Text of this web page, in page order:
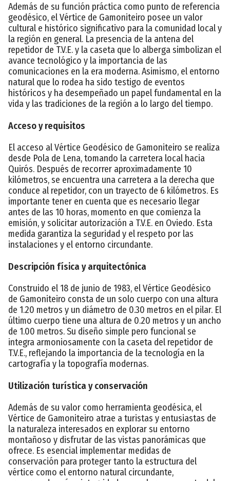
Además de su función práctica como punto de referencia
geodésico, el Vértice de Gamoniteiro posee un valor
cultural e histórico significativo para la comunidad local y
la región en general. La presencia de la antena del
repetidor de T.V.E. y la caseta que lo alberga simbolizan el
avance tecnológico y la importancia de las
comunicaciones en la era moderna. Asimismo, el entorno
natural que lo rodea ha sido testigo de eventos
históricos y ha desempeñado un papel fundamental en la
vida y las tradiciones de la región a lo largo del tiempo.
Acceso y requisitos
El acceso al Vértice Geodésico de Gamoniteiro se realiza
desde Pola de Lena, tomando la carretera local hacia
Quirós. Después de recorrer aproximadamente 10
kilómetros, se encuentra una carretera a la derecha que
conduce al repetidor, con un trayecto de 6 kilómetros. Es
importante tener en cuenta que es necesario llegar
antes de las 10 horas, momento en que comienza la
emisión, y solicitar autorización a T.V.E. en Oviedo. Esta
medida garantiza la seguridad y el respeto por las
instalaciones y el entorno circundante.
Descripción física y arquitectónica
Construido el 18 de junio de 1983, el Vértice Geodésico
de Gamoniteiro consta de un solo cuerpo con una altura
de 1.20 metros y un diámetro de 0.30 metros en el pilar. El
último cuerpo tiene una altura de 0.20 metros y un ancho
de 1.00 metros. Su diseño simple pero funcional se
integra armoniosamente con la caseta del repetidor de
T.V.E., reflejando la importancia de la tecnología en la
cartografía y la topografía modernas.
Utilización turística y conservación
Además de su valor como herramienta geodésica, el
Vértice de Gamoniteiro atrae a turistas y entusiastas de
la naturaleza interesados en explorar su entorno
montañoso y disfrutar de las vistas panorámicas que
ofrece. Es esencial implementar medidas de
conservación para proteger tanto la estructura del
vértice como el entorno natural circundante,